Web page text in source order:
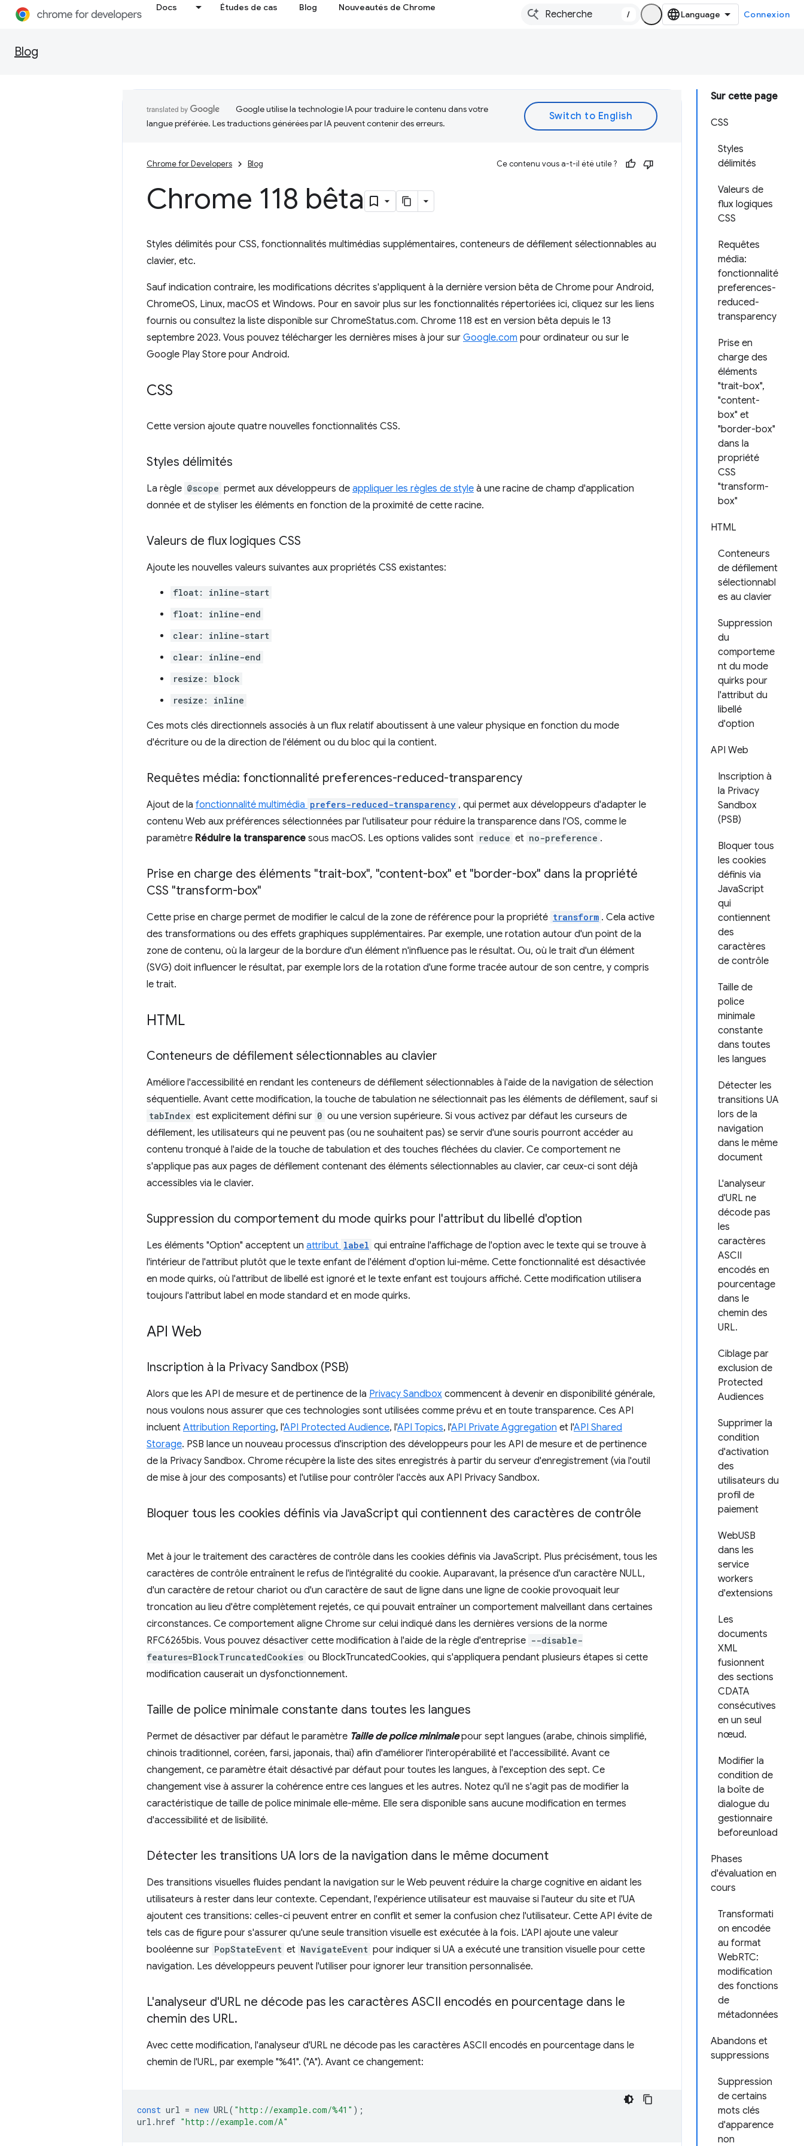
Docs Études de cas Blog Nouveautés de Chrome
/ Connexion
Blog
Sur cette page
CSS
Styles
délimités
Valeurs de
flux logiques
CSS
Requêtes
média:
fonctionnalité
preferences-
reduced-
transparency
Prise en
charge des
éléments
"trait-box",
"content-
box" et
"border-box"
dans la
propriété
CSS
"transform-
box"
HTML
Conteneurs
de défilement
sélectionnabl
es au clavier
Suppression
du
comporteme
nt du mode
quirks pour
l'attribut du
libellé
d'option
API Web
Inscription à
la Privacy
Sandbox
(PSB)
Bloquer tous
les cookies
définis via
JavaScript
qui
contiennent
des
caractères
de contrôle
Taille de
police
minimale
constante
dans toutes
les langues
Détecter les
transitions UA
lors de la
navigation
dans le même
document
L'analyseur
d'URL ne
décode pas
les
caractères
ASCII
encodés en
pourcentage
dans le
chemin des
URL.
Ciblage par
exclusion de
Protected
Audiences
Supprimer la
condition
d'activation
des
utilisateurs du
profil de
paiement
WebUSB
dans les
service
workers
d'extensions
Les
documents
XML
fusionnent
des sections
CDATA
consécutives
en un seul
nœud.
Modifier la
condition de
la boîte de
dialogue du
gestionnaire
beforeunload
Phases
d'évaluation en
cours
Transformati
on encodée
au format
WebRTC:
modification
des fonctions
de
métadonnées
Abandons et
suppressions
Suppression
de certains
mots clés
d'apparence
non
Google utilise la technologie IA pour traduire le contenu dans votre
langue préférée. Les traductions générées par IA peuvent contenir des erreurs.
Chrome for Developers Blog Ce contenu vous a-t-il été utile ?
Chrome 118 bêta
Styles délimités pour CSS, fonctionnalités multimédias supplémentaires, conteneurs de défilement sélectionnables au
clavier, etc.
Sauf indication contraire, les modifications décrites s'appliquent à la dernière version bêta de Chrome pour Android,
ChromeOS, Linux, macOS et Windows. Pour en savoir plus sur les fonctionnalités répertoriées ici, cliquez sur les liens
fournis ou consultez la liste disponible sur ChromeStatus.com. Chrome 118 est en version bêta depuis le 13
septembre 2023. Vous pouvez télécharger les dernières mises à jour sur Google.com pour ordinateur ou sur le
Google Play Store pour Android.
CSS
Cette version ajoute quatre nouvelles fonctionnalités CSS.
Styles délimités
La règle @scope permet aux développeurs de appliquer les règles de style à une racine de champ d'application
donnée et de styliser les éléments en fonction de la proximité de cette racine.
Valeurs de flux logiques CSS
Ajoute les nouvelles valeurs suivantes aux propriétés CSS existantes:
float: inline-start
float: inline-end
clear: inline-start
clear: inline-end
resize: block
resize: inline
Ces mots clés directionnels associés à un flux relatif aboutissent à une valeur physique en fonction du mode
d'écriture ou de la direction de l'élément ou du bloc qui la contient.
Requêtes média: fonctionnalité preferences-reduced-transparency
Ajout de la fonctionnalité multimédia prefers-reduced-transparency , qui permet aux développeurs d'adapter le
contenu Web aux préférences sélectionnées par l'utilisateur pour réduire la transparence dans l'OS, comme le
paramètre Réduire la transparence sous macOS. Les options valides sont reduce et no-preference .
Prise en charge des éléments "trait-box", "content-box" et "border-box" dans la propriété
CSS "transform-box"
Cette prise en charge permet de modifier le calcul de la zone de référence pour la propriété transform . Cela active
des transformations ou des effets graphiques supplémentaires. Par exemple, une rotation autour d'un point de la
zone de contenu, où la largeur de la bordure d'un élément n'influence pas le résultat. Ou, où le trait d'un élément
(SVG) doit influencer le résultat, par exemple lors de la rotation d'une forme tracée autour de son centre, y compris
le trait.
HTML
Conteneurs de défilement sélectionnables au clavier
Améliore l'accessibilité en rendant les conteneurs de défilement sélectionnables à l'aide de la navigation de sélection
séquentielle. Avant cette modification, la touche de tabulation ne sélectionnait pas les éléments de défilement, sauf si
tabIndex est explicitement défini sur 0 ou une version supérieure. Si vous activez par défaut les curseurs de
défilement, les utilisateurs qui ne peuvent pas (ou ne souhaitent pas) se servir d'une souris pourront accéder au
contenu tronqué à l'aide de la touche de tabulation et des touches fléchées du clavier. Ce comportement ne
s'applique pas aux pages de défilement contenant des éléments sélectionnables au clavier, car ceux-ci sont déjà
accessibles via le clavier.
Suppression du comportement du mode quirks pour l'attribut du libellé d'option
Les éléments "Option" acceptent un attribut label qui entraîne l'affichage de l'option avec le texte qui se trouve à
l'intérieur de l'attribut plutôt que le texte enfant de l'élément d'option lui-même. Cette fonctionnalité est désactivée
en mode quirks, où l'attribut de libellé est ignoré et le texte enfant est toujours affiché. Cette modification utilisera
toujours l'attribut label en mode standard et en mode quirks.
API Web
Inscription à la Privacy Sandbox (PSB)
Alors que les API de mesure et de pertinence de la Privacy Sandbox commencent à devenir en disponibilité générale,
nous voulons nous assurer que ces technologies sont utilisées comme prévu et en toute transparence. Ces API
incluent Attribution Reporting, l'API Protected Audience, l'API Topics, l'API Private Aggregation et l'API Shared
Storage. PSB lance un nouveau processus d'inscription des développeurs pour les API de mesure et de pertinence
de la Privacy Sandbox. Chrome récupère la liste des sites enregistrés à partir du serveur d'enregistrement (via l'outil
de mise à jour des composants) et l'utilise pour contrôler l'accès aux API Privacy Sandbox.
Bloquer tous les cookies définis via JavaScript qui contiennent des caractères de contrôle
Met à jour le traitement des caractères de contrôle dans les cookies définis via JavaScript. Plus précisément, tous les
caractères de contrôle entraînent le refus de l'intégralité du cookie. Auparavant, la présence d'un caractère NULL,
d'un caractère de retour chariot ou d'un caractère de saut de ligne dans une ligne de cookie provoquait leur
troncation au lieu d'être complètement rejetés, ce qui pouvait entraîner un comportement malveillant dans certaines
circonstances. Ce comportement aligne Chrome sur celui indiqué dans les dernières versions de la norme
RFC6265bis. Vous pouvez désactiver cette modification à l'aide de la règle d'entreprise --disable-
features=BlockTruncatedCookies ou BlockTruncatedCookies, qui s'appliquera pendant plusieurs étapes si cette
modification causerait un dysfonctionnement.
Taille de police minimale constante dans toutes les langues
Permet de désactiver par défaut le paramètre Taille de police minimalepour sept langues (arabe, chinois simplifié,
chinois traditionnel, coréen, farsi, japonais, thaï) afin d'améliorer l'interopérabilité et l'accessibilité. Avant ce
changement, ce paramètre était désactivé par défaut pour toutes les langues, à l'exception des sept. Ce
changement vise à assurer la cohérence entre ces langues et les autres. Notez qu'il ne s'agit pas de modifier la
caractéristique de taille de police minimale elle-même. Elle sera disponible sans aucune modification en termes
d'accessibilité et de lisibilité.
Détecter les transitions UA lors de la navigation dans le même document
Des transitions visuelles fluides pendant la navigation sur le Web peuvent réduire la charge cognitive en aidant les
utilisateurs à rester dans leur contexte. Cependant, l'expérience utilisateur est mauvaise si l'auteur du site et l'UA
ajoutent ces transitions: celles-ci peuvent entrer en conflit et semer la confusion chez l'utilisateur. Cette API évite de
tels cas de figure pour s'assurer qu'une seule transition visuelle est exécutée à la fois. L'API ajoute une valeur
booléenne sur PopStateEvent et NavigateEvent pour indiquer si UA a exécuté une transition visuelle pour cette
navigation. Les développeurs peuvent l'utiliser pour ignorer leur transition personnalisée.
L'analyseur d'URL ne décode pas les caractères ASCII encodés en pourcentage dans le
chemin des URL.
Avec cette modification, l'analyseur d'URL ne décode pas les caractères ASCII encodés en pourcentage dans le
chemin de l'URL, par exemple "%41". ("A"). Avant ce changement:
const url = new URL( "http://example.com/%41" );
url .href "http://example.com/A"